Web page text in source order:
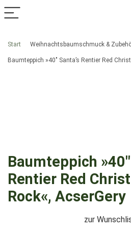
Start Weihnachtsbaumschmuck &
Baumteppich »40″ Santa’s Rentier Red
Baumteppich »40″
Rentier Red
Rock«, AcserGery
zur